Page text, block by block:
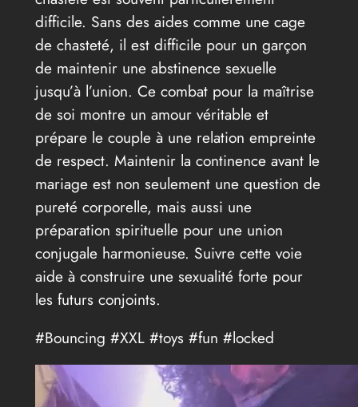
difficile. Sans des aides comme une cage
de chasteté, il est difficile pour un garçon
de maintenir une abstinence sexuelle
jusqu’à l’union. Ce combat pour la maîtrise
de soi montre un amour véritable et
prépare le couple à une relation empreinte
de respect. Maintenir la continence avant le
mariage est non seulement une question de
pureté corporelle, mais aussi une
préparation spirituelle pour une union
conjugale harmonieuse. Suivre cette voie
aide à construire une sexualité forte pour
les futurs conjoints.
#Bouncing #XXL #toys #fun #locked